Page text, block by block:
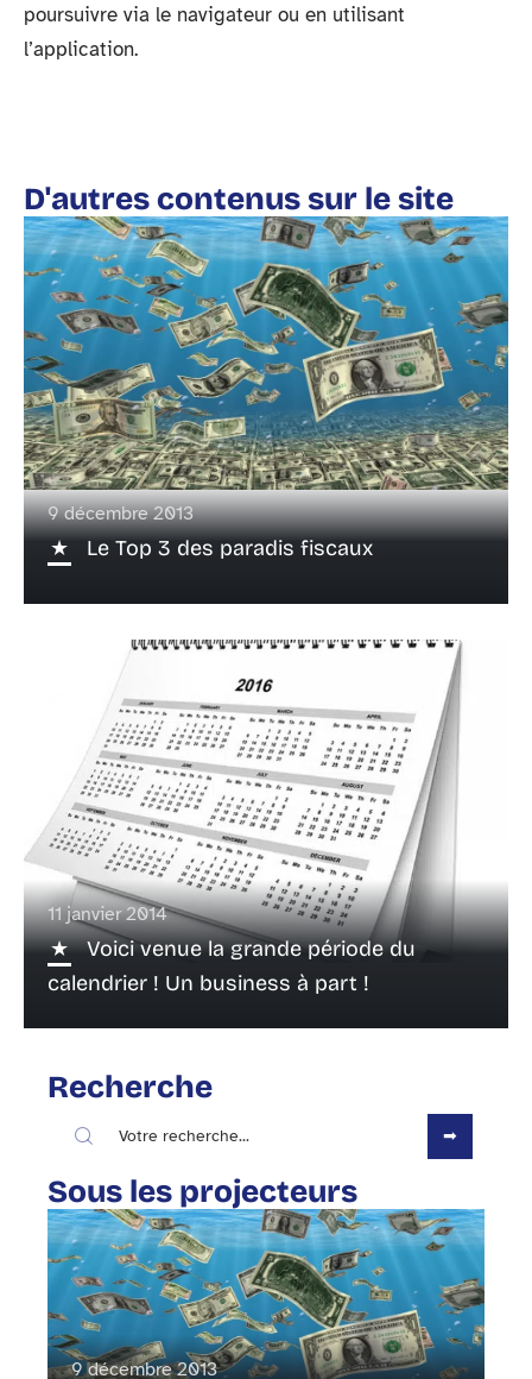
poursuivre via le navigateur ou en utilisant
l’application.
D'autres contenus sur le site
9 décembre 2013
Le Top 3 des paradis fiscaux
11 janvier 2014
Voici venue la grande période du
calendrier ! Un business à part !
Recherche
Sous les projecteurs
9 décembre 2013